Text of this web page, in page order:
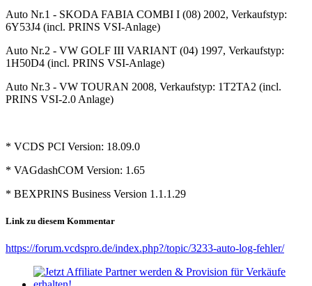
Auto Nr.1 - SKODA FABIA COMBI I (08) 2002, Verkaufstyp:
6Y53J4 (incl. PRINS VSI-Anlage)
Auto Nr.2 - VW GOLF III VARIANT (04) 1997, Verkaufstyp:
1H50D4 (incl. PRINS VSI-Anlage)
Auto Nr.3 - VW TOURAN 2008, Verkaufstyp: 1T2TA2 (incl.
PRINS VSI-2.0 Anlage)
* VCDS PCI Version: 18.09.0
* VAGdashCOM Version: 1.65
* BEXPRINS Business Version 1.1.1.29
Link zu diesem Kommentar
https://forum.vcdspro.de/index.php?/topic/3233-auto-log-fehler/